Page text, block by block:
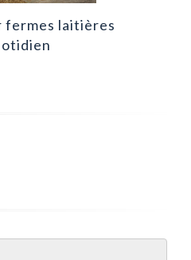
fermes laitières